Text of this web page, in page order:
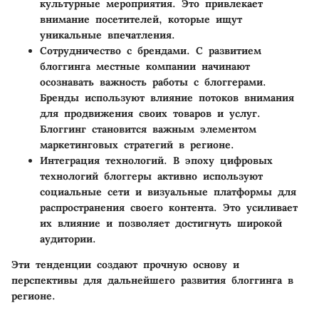
культурные мероприятия. Это привлекает
внимание посетителей, которые ищут
уникальные впечатления.
Сотрудничество с брендами. С развитием
блоггинга местные компании начинают
осознавать важность работы с блоггерами.
Бренды используют влияние потоков внимания
для продвижения своих товаров и услуг.
Блоггинг становится важным элементом
маркетинговых стратегий в регионе.
Интеграция технологий. В эпоху цифровых
технологий блоггеры активно используют
социальные сети и визуальные платформы для
распространения своего контента. Это усиливает
их влияние и позволяет достигнуть широкой
аудитории.
Эти тенденции создают прочную основу и
перспективы для дальнейшего развития блоггинга в
регионе.